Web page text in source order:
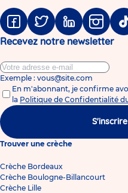
FacebookTwitter LinkedinInstagramTiktok
Recevez notre newsletter
Exemple : vous@site.com
En m'abonnant, je confirme
la Politique de Confidentialité
S'inscrire
Trouver une crèche
Crèche Bordeaux
Crèche Boulogne-Billancourt
Crèche Lille